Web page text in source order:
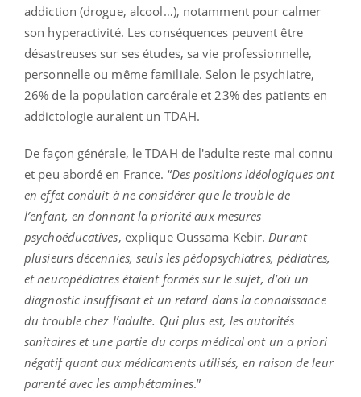
addiction (drogue, alcool…), notamment pour calmer
son hyperactivité. Les conséquences peuvent être
désastreuses sur ses études, sa vie professionnelle,
personnelle ou même familiale. Selon le psychiatre,
26% de la population carcérale et 23% des patients en
addictologie auraient un TDAH.
De façon générale, le TDAH de l'adulte reste mal connu
et peu abordé en France. “Des positions idéologiques ont
en effet conduit à ne considérer que le trouble de
l’enfant, en donnant la priorité aux mesures
psychoéducatives, explique Oussama Kebir. Durant
plusieurs décennies, seuls les pédopsychiatres, pédiatres,
et neuropédiatres étaient formés sur le sujet, d’où un
diagnostic insuffisant et un retard dans la connaissance
du trouble chez l’adulte. Qui plus est, les autorités
sanitaires et une partie du corps médical ont un a priori
négatif quant aux médicaments utilisés, en raison de leur
parenté avec les amphétamines.”